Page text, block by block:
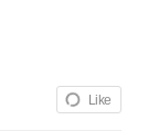
Like